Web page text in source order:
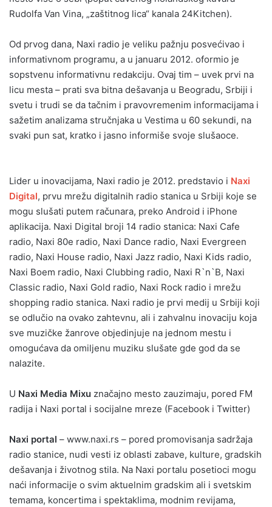
Rudolfa Van Vina, „zaštitnog lica“ kanala 24Kitchen).
Od prvog dana, Naxi radio je veliku pažnju posvećivao i
informativnom programu, a u januaru 2012. oformio je
sopstvenu informativnu redakciju. Ovaj tim – uvek prvi na
licu mesta – prati sva bitna dešavanja u Beogradu, Srbiji i
svetu i trudi se da tačnim i pravovremenim informacijama i
sažetim analizama stručnjaka u Vestima u 60 sekundi, na
svaki pun sat, kratko i jasno informiše svoje slušaoce.
Lider u inovacijama, Naxi radio je 2012. predstavio i Naxi
Digital, prvu mrežu digitalnih radio stanica u Srbiji koje se
mogu slušati putem računara, preko Android i iPhone
aplikacija. Naxi Digital broji 14 radio stanica: Naxi Cafe
radio, Naxi 80e radio, Naxi Dance radio, Naxi Evergreen
radio, Naxi House radio, Naxi Jazz radio, Naxi Kids radio,
Naxi Boem radio, Naxi Clubbing radio, Naxi R`n`B, Naxi
Classic radio, Naxi Gold radio, Naxi Rock radio i mrežu
shopping radio stanica. Naxi radio je prvi medij u Srbiji koji
se odlučio na ovako zahtevnu, ali i zahvalnu inovaciju koja
sve muzičke žanrove objedinjuje na jednom mestu i
omogućava da omiljenu muziku slušate gde god da se
nalazite.
U Naxi Media Mixu značajno mesto zauzimaju, pored FM
radija i Naxi portal i socijalne mreze (Facebook i Twitter)
Naxi portal – www.naxi.rs – pored promovisanja sadržaja
radio stanice, nudi vesti iz oblasti zabave, kulture, gradskih
dešavanja i životnog stila. Na Naxi portalu posetioci mogu
naći informacije o svim aktuelnim gradskim ali i svetskim
temama, koncertima i spektaklima, modnim revijama,